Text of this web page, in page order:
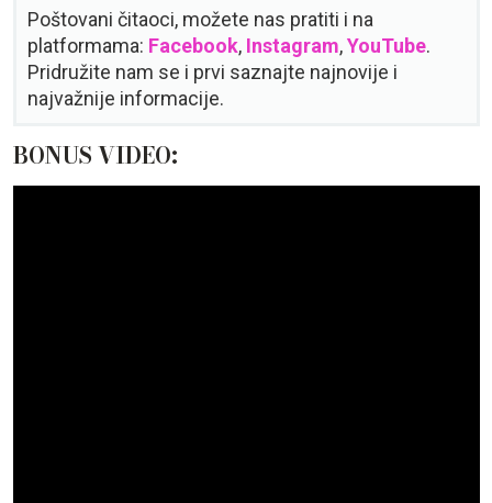
Poštovani čitaoci, možete nas pratiti i na
platformama: Facebook, Instagram,YouTube.
Pridružite nam se i prvi saznajte najnovije i
najvažnije informacije.
BONUS VIDEO: